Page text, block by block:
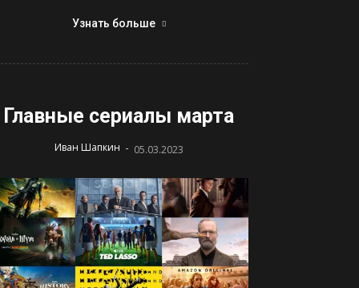
Узнать больше
Главные сериалы марта
Иван Шапкин - 05.03.2023